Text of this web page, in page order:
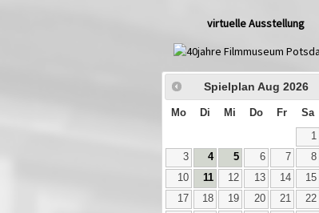
virtuelle Ausstellung
Spielplan Aug 2026
Mo Di Mi Do Fr Sa
1
3
4 5 6 7 8
10
11 12 13 14 15
17
18 19 20 21 22